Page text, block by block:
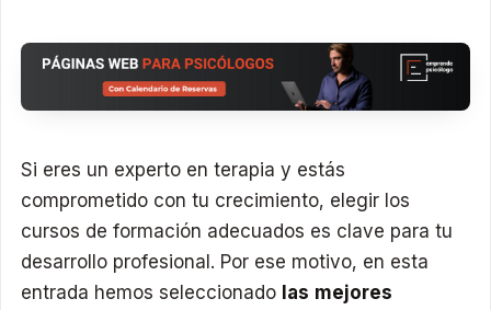
Si eres un experto en terapia y estás
comprometido con tu crecimiento, elegir los
cursos de formación adecuados es clave para tu
desarrollo profesional. Por ese motivo, en esta
entrada hemos seleccionado las mejores